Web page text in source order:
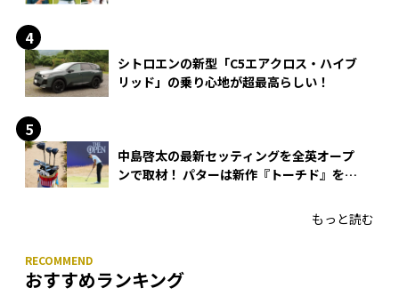
シトロエンの新型「C5エアクロス・ハイブ
リッド」の乗り心地が超最高らしい！
中島啓太の最新セッティングを全英オープ
ンで取材！ パターは新作『トーチド』を投
もっと読む
おすすめランキング